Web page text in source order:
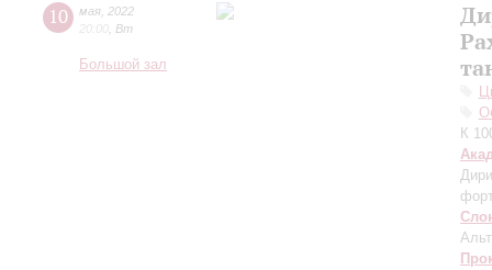
10 мая 2022
20:00 Вт
Большой зал
К